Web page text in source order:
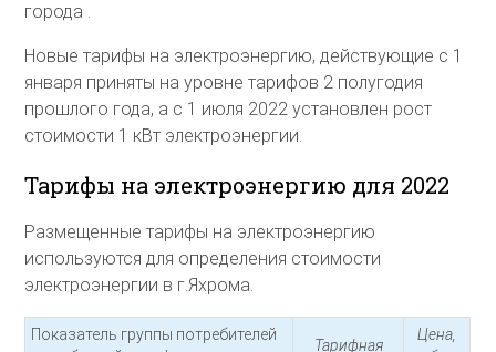
города .
Новые тарифы на электроэнергию, действующие с 1
января приняты на уровне тарифов 2 полугодия
прошлого года, а с 1 июля 2022 установлен рост
стоимости 1 кВт электроэнергии.
Тарифы на электроэнергию для 2022
Размещенные тарифы на электроэнергию
используются для определения стоимости
электроэнергии в г.Яхрома.
Показатель группы потребителей
Тарифная
Цена,